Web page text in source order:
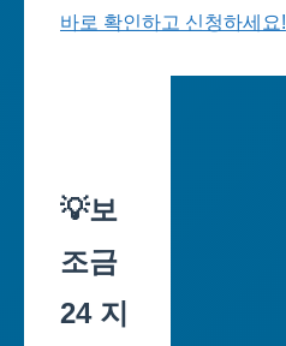
바로 확인하고 신청하세요!
💡보
조금
24 지